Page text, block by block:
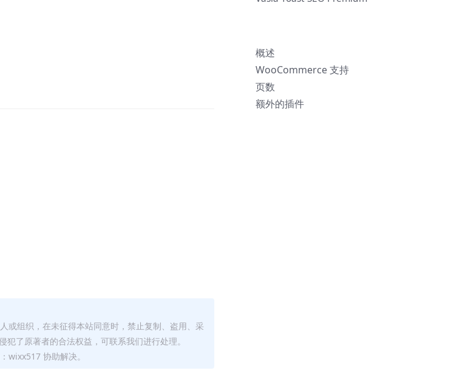
或组织，在未征得本站同意时，禁止复制、盗用、采
了原著者的合法权益，可联系我们进行处理。
wixx517 协助解决。
概述
WooCommerce 支持
页数
额外的插件